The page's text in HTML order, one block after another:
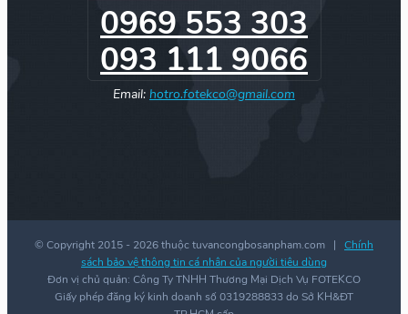
0969 553 303
093 111 9066
Email: hotro.fotekco@gmail.com
© Copyright 2015 - 2026 thuộc tuvancongbosanpham.com | Chính
sách bảo vệ thông tin cá nhân của người tiêu dùng
Đơn vị chủ quản: Công Ty TNHH Thương Mại Dịch Vụ FOTEKCO
Giấy phép đăng ký kinh doanh số 0319288833 do Sở KH&ĐT